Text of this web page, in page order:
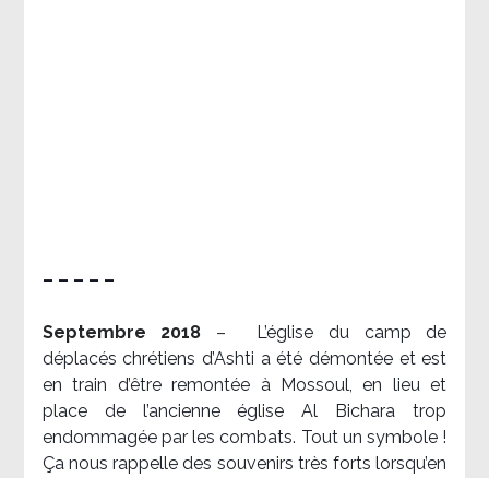
– – – – –
Septembre 2018 –
L’église du camp de
déplacés chrétiens d’Ashti a été démontée et est
en train d’être remontée à Mossoul, en lieu et
place de l’ancienne église Al Bichara trop
endommagée par les combats. Tout un symbole !
Ça nous rappelle des souvenirs très forts lorsqu’en